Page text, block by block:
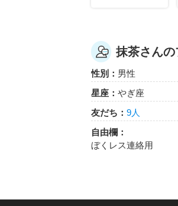
抹茶さん
性別： 男性
星座： やぎ座
友だち： 9人
自由欄：
ぼくレス連絡用